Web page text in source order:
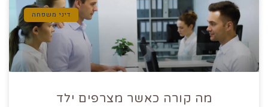
דיני משפחה
מה קורה כאשר מצרפים ילד